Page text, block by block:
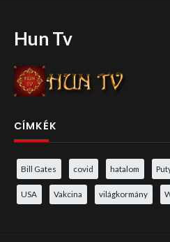
Hun Tv
CÍMKÉK
Bill Gates covid hatalom
USA Vakcina világkormány